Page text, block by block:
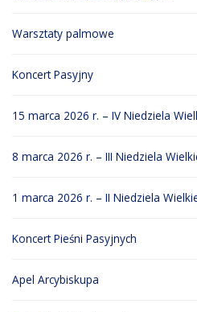
Warsztaty palmowe
Koncert Pasyjny
15 marca 2026 r. – IV Niedziela
8 marca 2026 r. – III Niedziela
1 marca 2026 r. – II Niedziela
Koncert Pieśni Pasyjnych
Apel Arcybiskupa